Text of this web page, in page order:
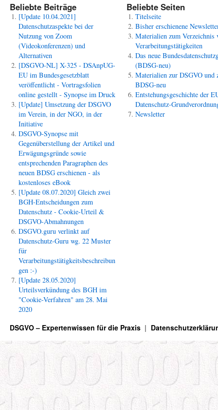
Beliebte Beiträge
[Update 10.04.2021]
Datenschutzaspekte bei der
Nutzung von Zoom
(Videokonferenzen) und
Alternativen
[DSGVO-NL] X-325 - DSAnpUG-
EU im Bundesgesetzblatt
veröffentlicht - Vortragsfolien
online gestellt - Synopse im Druck
[Update] Umsetzung der DSGVO
im Verein, in der NGO, in der
Initiative
DSGVO-Synopse mit
Gegenüberstellung der Artikel und
Erwägungsgründe sowie
entsprechenden Paragraphen des
neuen BDSG erschienen - als
kostenloses eBook
[Update 08.07.2020] Gleich zwei
BGH-Entscheidungen zum
Datenschutz - Cookie-Urteil &
DSGVO-Abmahnungen
DSGVO.guru verlinkt auf
Datenschutz-Guru wg. 22 Muster
für
Verarbeitungstätigkeitsbeschreibun
gen :-)
[Update 28.05.2020]
Urteilsverkündung des BGH im
"Cookie-Verfahren" am 28. Mai
2020
Beliebte Seiten
Titelseite
Bisher erschienene
Materialien zum Verzeichnis
Verarbeitungstätigkeiten
Das neue
(BDSG-neu)
Materialien zur DSGVO und
BDSG-neu
Entstehungsgeschichte der
Datenschutz-
Newsletter
DSGVO – Expertenwissen für die Praxis